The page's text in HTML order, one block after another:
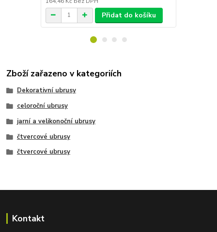
Přidat do košíku
Zboží zařazeno v kategoriích
Dekorativní ubrusy
celoroční ubrusy
jarní a velikonoční ubrusy
čtvercové ubrusy
čtvercové ubrusy
Kontakt